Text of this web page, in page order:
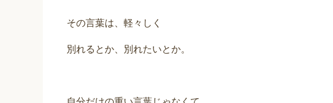
その言葉は、軽々しく
別れるとか、別れたいとか。